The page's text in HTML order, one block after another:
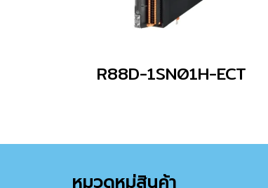
R88D-1SN01H-ECT
หมวดหมู่สินค้า